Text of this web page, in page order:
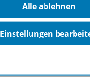
Alle ablehnen
Einstellungen